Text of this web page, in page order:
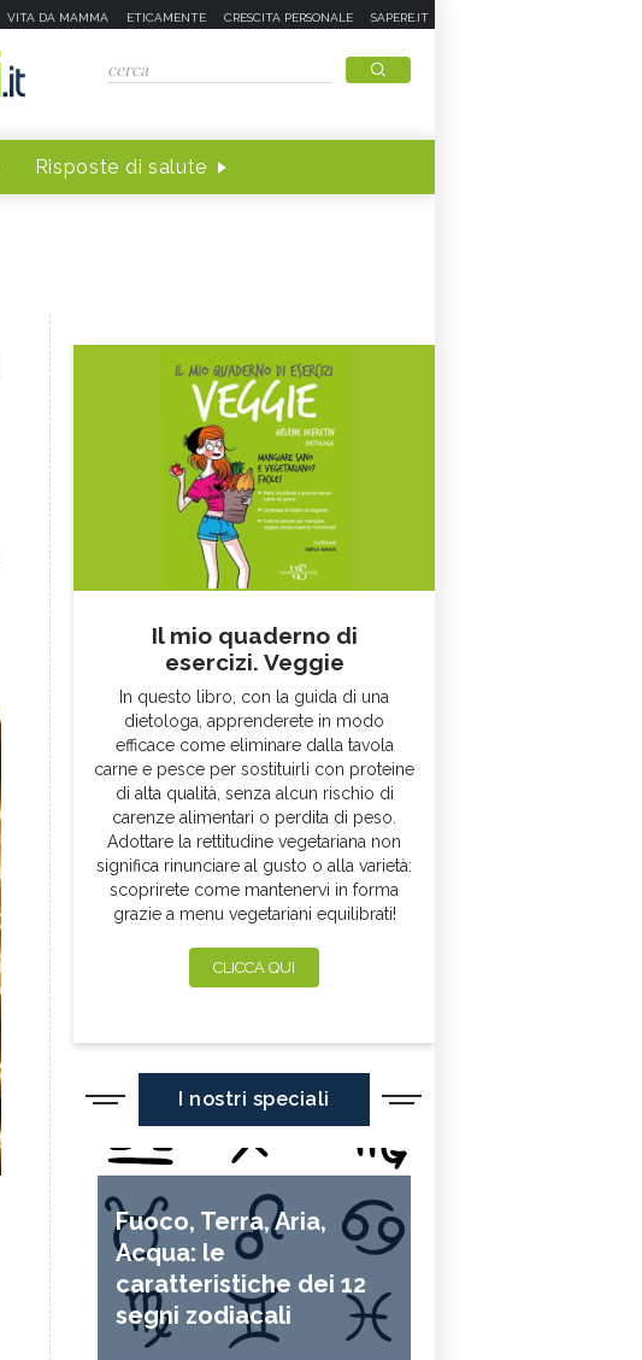
VITA DA MAMMA ETICAMENTE CRESCITA PERSONALE SAPERE.IT
Risposte di salute
Il mio quaderno di
esercizi. Veggie
In questo libro, con la guida di una
dietologa, apprenderete in modo
efficace come eliminare dalla tavola
carne e pesce per sostituirli con proteine
di alta qualità, senza alcun rischio di
carenze alimentari o perdita di peso.
Adottare la rettitudine vegetariana non
significa rinunciare al gusto o alla varietà:
scoprirete come mantenervi in forma
grazie a menu vegetariani equilibrati!
CLICCA QUI
I nostri speciali
Fuoco, Terra, Aria,
Acqua: le
caratteristiche dei 12
segni zodiacali